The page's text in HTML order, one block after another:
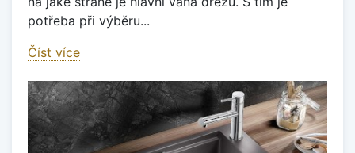
potřeba při výběru...
Číst více